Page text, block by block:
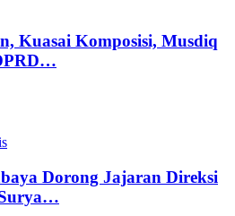
Kuasai Komposisi, Musdiq
Dorong Jajaran Direksi